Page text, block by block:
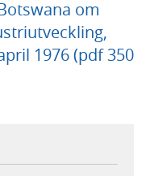
om
1976 (pdf 350